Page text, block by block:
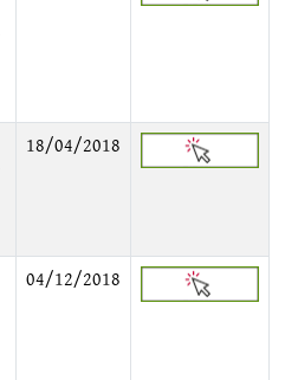
18/04/2018
04/12/2018